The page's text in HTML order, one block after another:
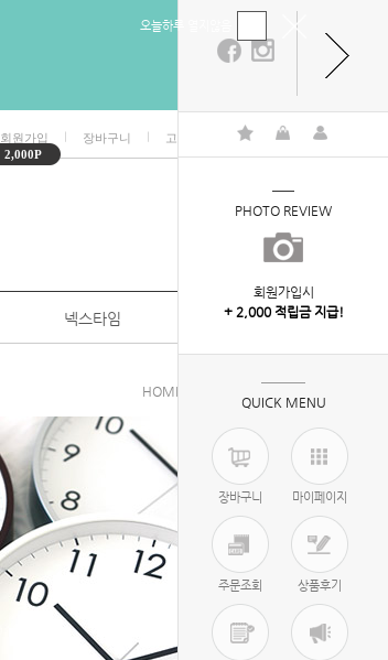
PHOTO REVIEW
회원가입시
+ 2,000 적립금 지급!
QUICK MENU
장바구니 마이페이지
주문조회 상품후기
오늘하루 열지않음
회원가입
2,000P
장바구니 고객센터 마이페이지
넥스타임 특판/대량구매
HOME